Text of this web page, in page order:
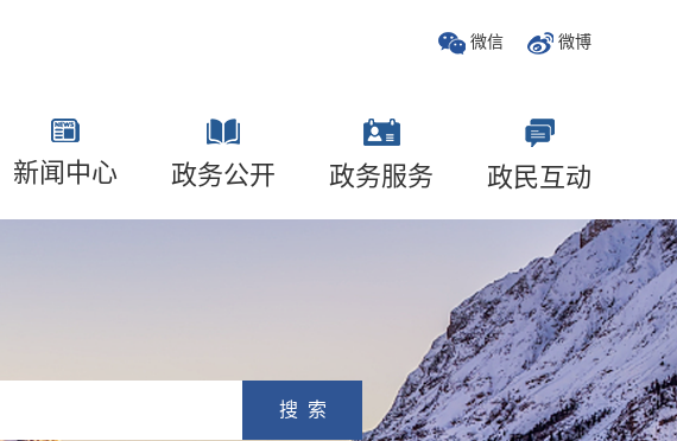
微信 微博
新闻中心 政务公开 政务服务 政民互动
搜 索